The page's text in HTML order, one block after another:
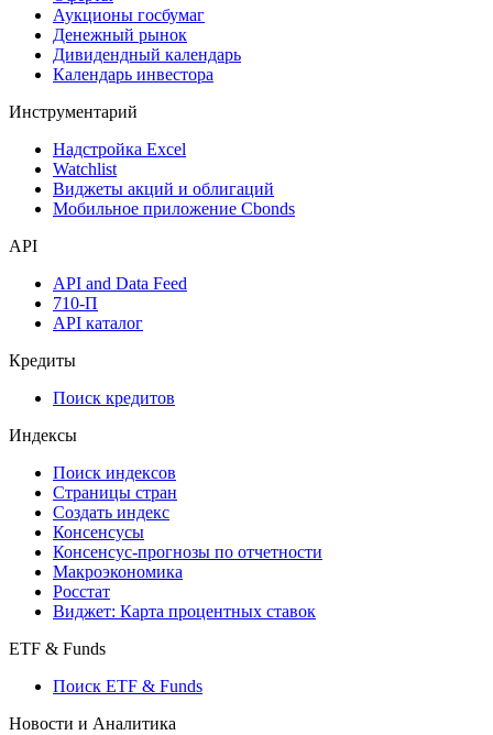
Календарь событий
Дефолты
Размещения
Оферты
Денежный рынок
Календарь инвестора
Инструментарий
Мобильное приложение Cbonds
API
API and Data Feed
API каталог
Кредиты
Поиск кредитов
Индексы
Поиск индексов
Страницы стран
Создать индекс
Консенсусы
Макроэкономика
Виджет: Карта процентных ставок
ETF & Funds